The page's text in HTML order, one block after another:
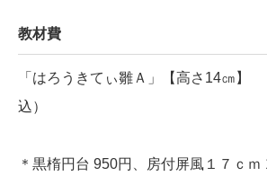
教材費
「はろうきてぃ雛Ａ」【高さ14㎝】
込）
＊黒楕円台 950円、房付屏風１７ｃｍ